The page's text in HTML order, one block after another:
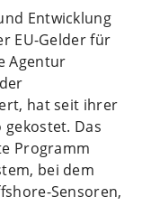
Entwicklung
EU-Gelder für
Agentur
hat seit ihrer
Das
Programm
bei dem
Sensoren,